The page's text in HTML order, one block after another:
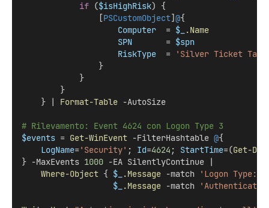
if ($isHighRisk) {
                [
PSCustomObject]@{
Computer
  =
$_
.Name
SPN
       =
$spn
RiskType
  =
'Silver Ticket
                }
            }
        }
    } |
Format-Table -AutoSize
# Rilevamento: Event 4624 con Logon Type 3
$events = Get-WinEvent -FilterHashtable @{
LogName='Security' ; Id=4624 ; StartTime=(Get-
} -MaxEvents 1000 -EA SilentlyContinue |
Where-Object { $_ .Message -match
'Logon
$_
.Message -match